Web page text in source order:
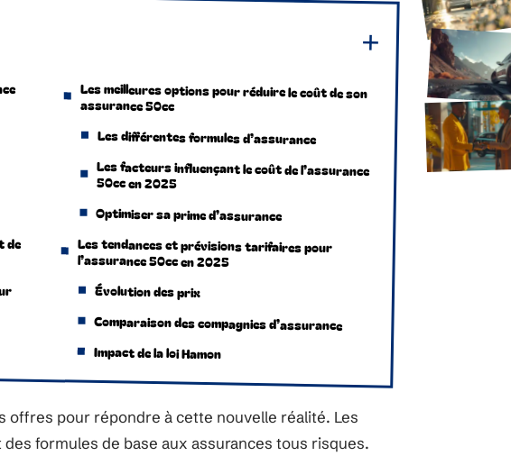
de
Les meilleures options pour réduire le coût de son
assurance 50cc
Les différentes formules d’assurance
Les facteurs influençant le coût de l’assurance
50cc en 2025
Optimiser sa prime d’assurance
Les tendances et prévisions tarifaires pour
l’assurance 50cc en 2025
Évolution des prix
Comparaison des compagnies d’assurance
Impact de la loi Hamon
offres pour répondre à cette nouvelle réalité. Les
formules de base aux assurances tous risques.